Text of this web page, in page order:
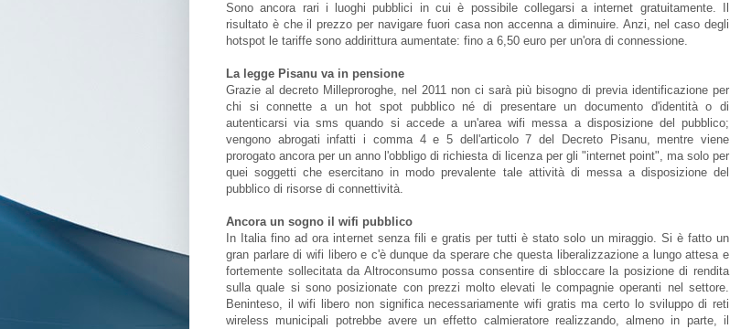
Sono ancora rari i luoghi pubblici in cui è possibile collegarsi a internet gratuitamente. Il
risultato è che il prezzo per navigare fuori casa non accenna a diminuire. Anzi, nel caso degli
hotspot le tariffe sono addirittura aumentate: fino a 6,50 euro per un'ora di connessione.
La legge Pisanu va in pensione
Grazie al decreto Milleproroghe, nel 2011 non ci sarà più bisogno di previa identificazione per
chi si connette a un hot spot pubblico né di presentare un documento d'identità o di
autenticarsi via sms quando si accede a un'area wifi messa a disposizione del pubblico;
vengono abrogati infatti i comma 4 e 5 dell'articolo 7 del Decreto Pisanu, mentre viene
prorogato ancora per un anno l'obbligo di richiesta di licenza per gli "internet point", ma solo per
quei soggetti che esercitano in modo prevalente tale attività di messa a disposizione del
pubblico di risorse di connettività.
Ancora un sogno il wifi pubblico
In Italia fino ad ora internet senza fili e gratis per tutti è stato solo un miraggio. Si è fatto un
gran parlare di wifi libero e c'è dunque da sperare che questa liberalizzazione a lungo attesa e
fortemente sollecitata da Altroconsumo possa consentire di sbloccare la posizione di rendita
sulla quale si sono posizionate con prezzi molto elevati le compagnie operanti nel settore.
Beninteso, il wifi libero non significa necessariamente wifi gratis ma certo lo sviluppo di reti
wireless municipali potrebbe avere un effetto calmieratore realizzando, almeno in parte, il